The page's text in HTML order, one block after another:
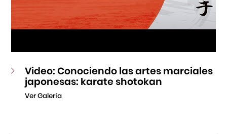
Video: Conociendo las artes marciales
japonesas: karate shotokan
Ver Galería